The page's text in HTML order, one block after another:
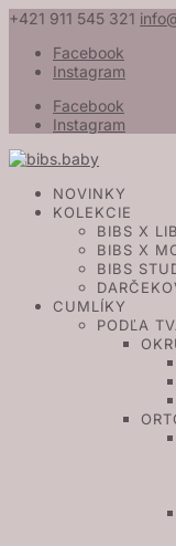
+421 911 545 321
Facebook
Instagram
Facebook
Instagram
NOVINKY
KOLEKCIE
BIBS X
BIBS X
BIBS
CUMLÍKY
PODĽA